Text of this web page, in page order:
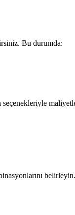
Bu durumda:
belirleyin.